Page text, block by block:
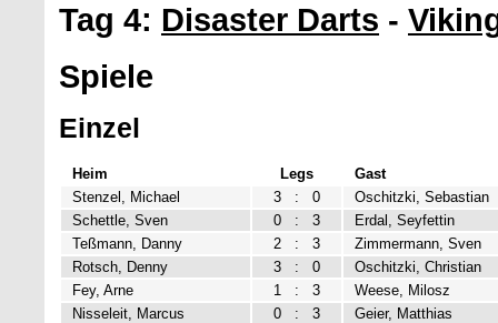
Tag 4: Disaster Darts -
Spiele
Einzel
Heim Legs
Gast
Stenzel, Michael
3 : 0
Oschitzki, Sebastian
Schettle, Sven
0 : 3
Erdal, Seyfettin
Teßmann, Danny
2 : 3
Zimmermann, Sven
Rotsch, Denny
3 : 0
Oschitzki, Christian
Fey, Arne
1 : 3
Weese, Milosz
Nisseleit, Marcus
0 : 3
Geier, Matthias